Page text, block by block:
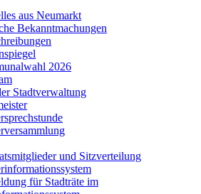
aus Neumarkt
Bekanntmachungen
2026
Stadtverwaltung
und Sitzverteilung
für Stadträte im